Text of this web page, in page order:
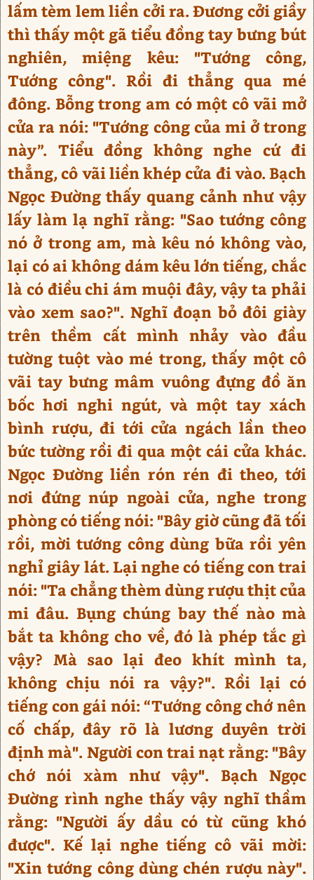
lấm tèm lem liền cởi ra. Đương cởi giầy
thì thấy một gã tiểu đồng tay bưng bút
nghiên, miệng kêu: "Tướng công,
Tướng công". Rồi đi thẳng qua mé
đông. Bỗng trong am có một cô vãi mở
cửa ra nói: "Tướng công của mi ở trong
này”. Tiểu đồng không nghe cứ đi
thẳng, cô vãi liền khép cửa đi vào. Bạch
Ngọc Đường thấy quang cảnh như vậy
lấy làm lạ nghĩ rằng: "Sao tướng công
nó ở trong am, mà kêu nó không vào,
lại có ai không dám kêu lớn tiếng, chắc
là có điều chi ám muội đây, vậy ta phải
vào xem sao?". Nghĩ đoạn bỏ đôi giày
trên thềm cất mình nhảy vào đầu
tường tuột vào mé trong, thấy một cô
vãi tay bưng mâm vuông đựng đồ ăn
bốc hơi nghi ngút, và một tay xách
bình rượu, đi tới cửa ngách lần theo
bức tường rồi đi qua một cái cửa khác.
Ngọc Đường liền rón rén đi theo, tới
nơi đứng núp ngoài cửa, nghe trong
phòng có tiếng nói: "Bây giờ cũng đã tối
rồi, mời tướng công dùng bữa rồi yên
nghỉ giây lát. Lại nghe có tiếng con trai
nói: "Ta chẳng thèm dùng rượu thịt của
mi đâu. Bụng chúng bay thế nào mà
bắt ta không cho về, đó là phép tắc gì
vậy? Mà sao lại đeo khít mình ta,
không chịu nói ra vậy?". Rồi lại có
tiếng con gái nói: “Tướng công chớ nên
cố chấp, đây rõ là lương duyên trời
định mà". Người con trai nạt rằng: "Bây
chớ nói xàm như vậy". Bạch Ngọc
Đường rình nghe thấy vậy nghĩ thầm
rằng: "Người ấy dầu có từ cũng khó
được". Kế lại nghe tiếng cô vãi mời:
"Xin tướng công dùng chén rượu này".